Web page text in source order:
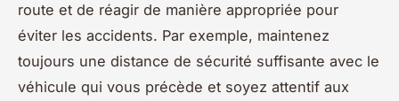
route et de réagir de manière appropriée pour
éviter les accidents. Par exemple, maintenez
toujours une distance de sécurité suffisante avec le
véhicule qui vous précède et soyez attentif aux